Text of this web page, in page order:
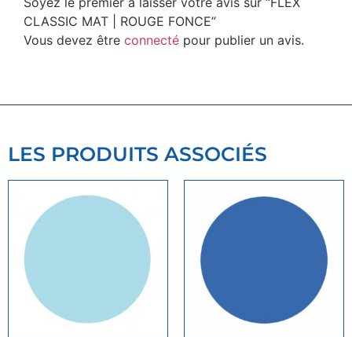
CLASSIC MAT | ROUGE FONCE”
Vous devez être connecté pour publier un avis.
LES PRODUITS ASSOCIÉS